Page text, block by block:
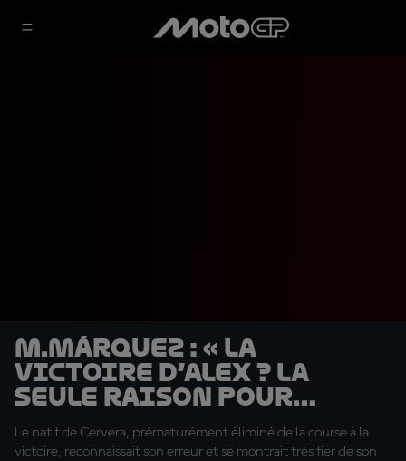
M.Márquez : « La
victoire d’Alex ? La
seule raison pour
laquelle je garde le
sourire »
Le natif de Cervera, prématurément éliminé de la course à la
victoire, reconnaissait son erreur et se montrait très fier de son